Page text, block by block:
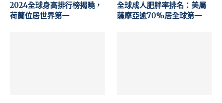
2024全球身高排行榜揭曉，
荷蘭位居世界第一
全球成人肥胖率排名：美屬
薩摩亞逾70%居全球第一